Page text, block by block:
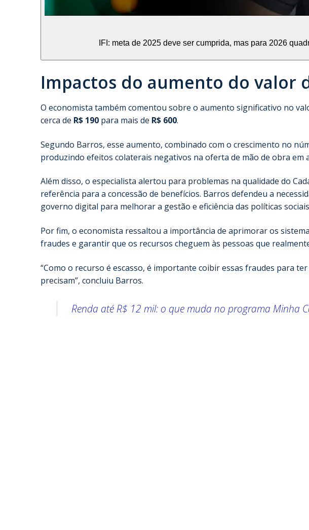
IFI: meta de 2025 deve ser cumprida, mas para 2026
Impactos do aumento do valor
O economista também comentou sobre o aumento significativo no
cerca de R$ 190 para mais de R$ 600.
Segundo Barros, esse aumento, combinado com o crescimento no
produzindo efeitos colaterais negativos na oferta de mão de obra em
Além disso, o especialista alertou para problemas na qualidade do
referência para a concessão de benefícios. Barros defendeu a
governo digital para melhorar a gestão e eficiência das políticas
Por fim, o economista ressaltou a importância de aprimorar os
fraudes e garantir que os recursos cheguem às pessoas que
“Como o recurso é escasso, é importante coibir essas fraudes para
precisam”, concluiu Barros.
Renda até R$ 12 mil: o que muda no programa Minha